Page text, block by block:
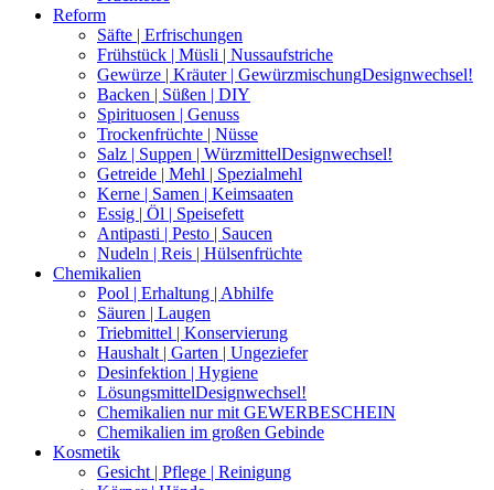
Reform
Säfte | Erfrischungen
Frühstück | Müsli | Nussaufstriche
Gewürze | Kräuter | GewürzmischungDesignwechsel!
Backen | Süßen | DIY
Spirituosen | Genuss
Trockenfrüchte | Nüsse
Salz | Suppen | WürzmittelDesignwechsel!
Getreide | Mehl | Spezialmehl
Kerne | Samen | Keimsaaten
Essig | Öl | Speisefett
Antipasti | Pesto | Saucen
Nudeln | Reis | Hülsenfrüchte
Chemikalien
Pool | Erhaltung | Abhilfe
Säuren | Laugen
Triebmittel | Konservierung
Haushalt | Garten | Ungeziefer
Desinfektion | Hygiene
LösungsmittelDesignwechsel!
Chemikalien nur mit GEWERBESCHEIN
Chemikalien im großen Gebinde
Kosmetik
Gesicht | Pflege | Reinigung